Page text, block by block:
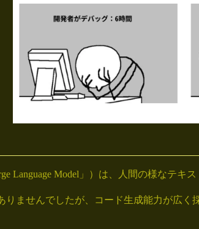
Language Model」）は、人間の様なテ
ませんでしたが、コード生成能力が広く